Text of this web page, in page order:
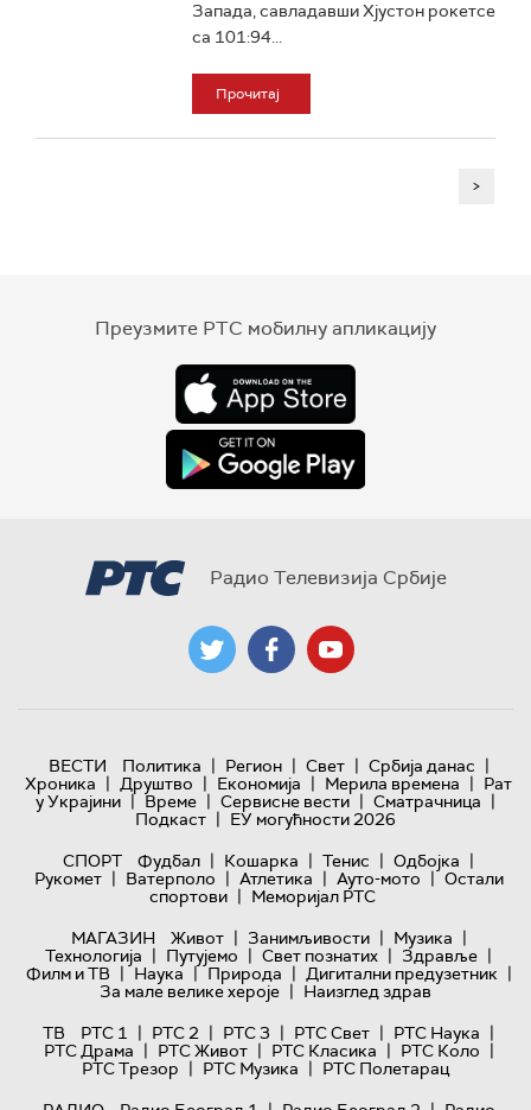
Запада, савладавши Хјустон рокетсе
са 101:94...
Прочитај
>
Преузмите РТС мобилну апликацију
Радио Телевизија Србије
ВЕСТИ Политика | Регион | Свет | Србија данас |
Хроника | Друштво | Економија | Мерила времена | Рат
у Украјини | Време | Сервисне вести | Сматрачница |
Подкаст | ЕУ могућности 2026
СПОРТ
Фудбал | Кошарка | Тенис | Одбојка |
Рукомет | Ватерполо | Атлетика | Ауто-мото | Остали
спортови | Меморијал РТС
МАГАЗИН
Живот | Занимљивости | Музика |
Технологијa | Путујемо | Свет познатих | Здравље |
Филм и ТВ | Наука | Природа | Дигитални предузетник |
За мале велике хероје | Наизглед здрав
ТВ
РТС 1 | РТС 2 | РТС 3 | РТС Свет | РТС Наука |
РТС Драма | РТС Живот | РТС Класика | РТС Коло |
РТС Трезор | РТС Музика | РТС Полетарац